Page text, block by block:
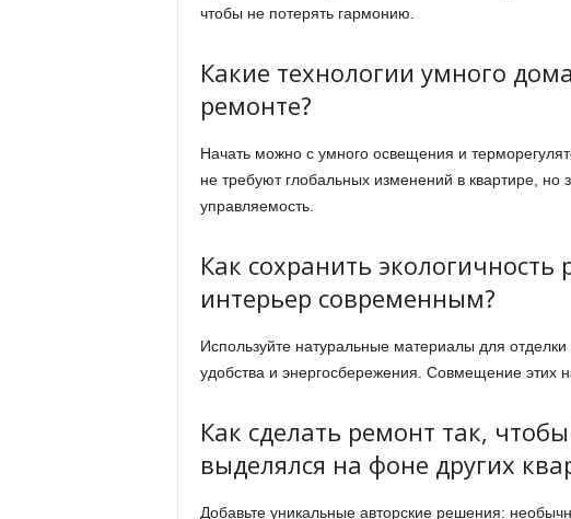
чтобы не потерять гармонию.
Какие технологии умного
ремонте?
Начать можно с умного освещения и
не требуют глобальных изменений в квартире,
управляемость.
Как сохранить
интерьер современным?
Используйте натуральные материалы для
удобства и энергосбережения. Совмещение этих
Как сделать ремонт так,
выделялся на фоне других
Добавьте уникальные авторские решения: